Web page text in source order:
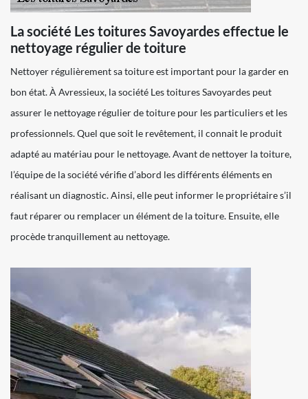
La société Les toitures Savoyardes effectue le
nettoyage régulier de toiture
Nettoyer régulièrement sa toiture est important pour la garder en
bon état. À Avressieux, la société Les toitures Savoyardes peut
assurer le nettoyage régulier de toiture pour les particuliers et les
professionnels. Quel que soit le revêtement, il connait le produit
adapté au matériau pour le nettoyage. Avant de nettoyer la toiture,
l’équipe de la société vérifie d’abord les différents éléments en
réalisant un diagnostic. Ainsi, elle peut informer le propriétaire s’il
faut réparer ou remplacer un élément de la toiture. Ensuite, elle
procède tranquillement au nettoyage.